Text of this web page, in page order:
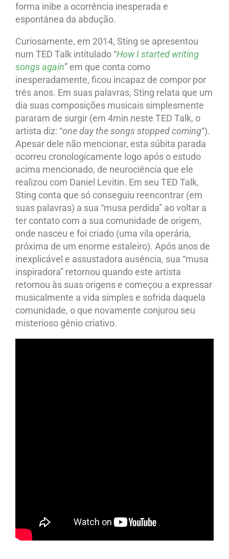
forma inibe a ocorrência inesperada e
espontânea da abdução.
Curiosamente, em 2014, Sting se apresentou
num TED Talk intitulado “How I started writing
songs again” em que conta como
inesperadamente, ficou incapaz de compor por
três anos. Em suas palavras, Sting relata que um
dia suas composições musicais simplesmente
pararam de surgir (em 4min neste TED Talk, o
artista diz: “one day the songs stopped coming“).
Apesar dele não mencionar, esta súbita parada
ocorreu cronologicamente logo após o estudo
acima mencionado, de neurociência que ele
realizou com Daniel Levitin. Em seu TED Talk,
Sting conta que só conseguiu reencontrar (em
suas palavras) a sua “musa perdida” ao voltar a
ter contato com a sua comunidade de origem,
onde nasceu e foi criado (uma vila operária,
próxima de um enorme estaleiro). Após anos de
inexplicável e assustadora ausência, sua “musa
inspiradora” retornou quando este artista
retornou às suas origens e começou a expressar
musicalmente a vida simples e sofrida daquela
comunidade, o que novamente conjurou seu
misterioso gênio criativo.